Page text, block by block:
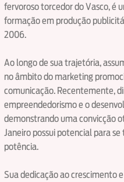
fervoroso torcedor do Vasco, é
formação em produção
2006.
Ao longo de sua trajetória,
no âmbito do marketing
comunicação. Recentemente,
empreendedorismo e o
demonstrando uma convicção
Janeiro possui potencial para
potência.
Sua dedicação ao crescimento